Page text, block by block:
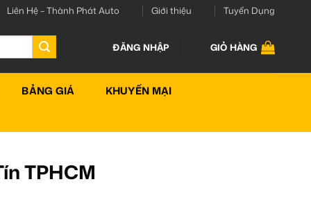
Liên Hệ – Thành Phát Auto Giới thiệu Tuyển Dụng
ĐĂNG NHẬP GIỎ HÀNG
BẢNG GIÁ KHUYẾN MẠI
TPHCM